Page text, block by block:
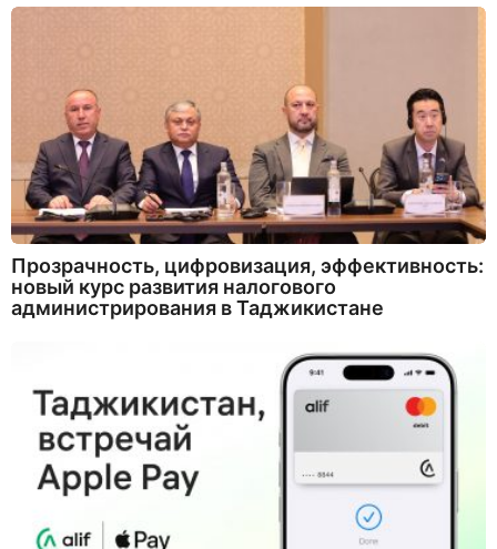
Прозрачность, цифровизация, эффективность:
новый курс развития налогового
администрирования в Таджикистане